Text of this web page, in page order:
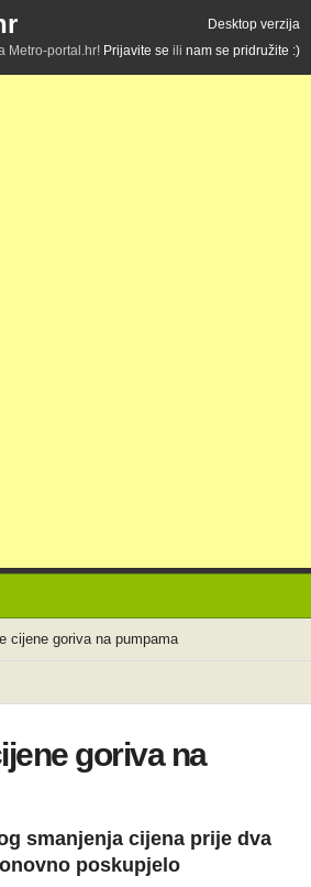
Desktop verzija
Metro-portal.hr! Prijavite se ili nam se pridružite :)
cijene goriva na pumpama
goriva na
smanjenja cijena prije dva
poskupjelo